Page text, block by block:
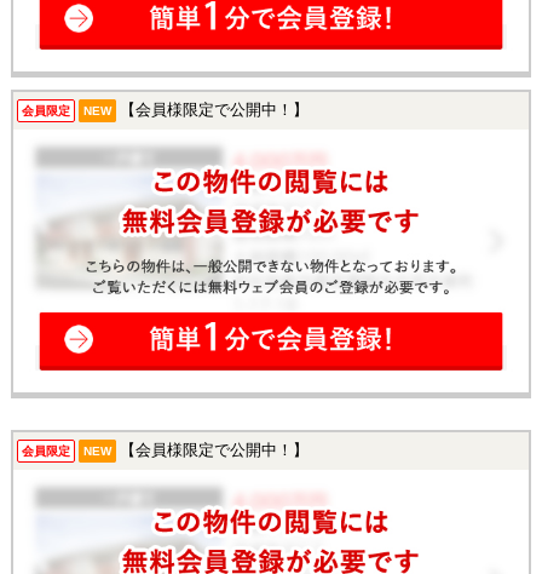
会員限定 NEW 【会員様限定で公開中！】
会員限定 NEW 【会員様限定で公開中！】